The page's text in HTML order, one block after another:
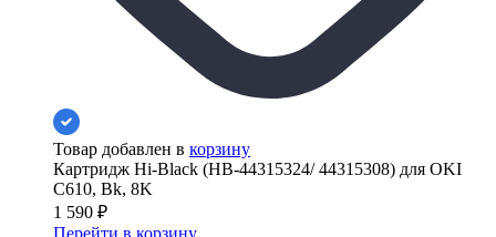
Товар добавлен в корзину
Картридж Hi-Black (HB-44315324/ 44315308) для OKI
C610, Bk, 8K
1 590 ₽
Перейти в корзину